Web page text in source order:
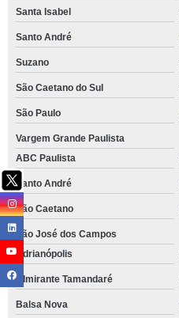
Santa Isabel
Santo André
Suzano
São Caetano do Sul
São Paulo
Vargem Grande Paulista
ABC Paulista
Santo André
São Caetano
São José dos Campos
Adrianópolis
Almirante Tamandaré
Balsa Nova